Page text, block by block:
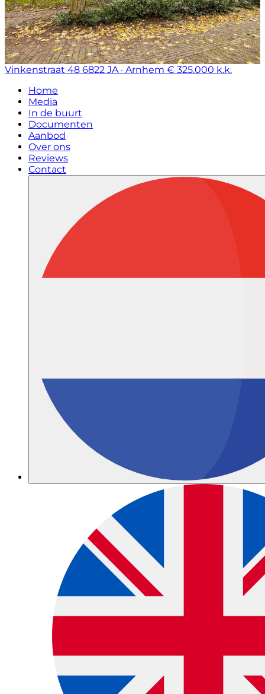
Vinkenstraat 48 6822 JA · Arnhem € 325.000 k.k.
Home
Media
In de buurt
Documenten
Aanbod
Over ons
Reviews
Contact